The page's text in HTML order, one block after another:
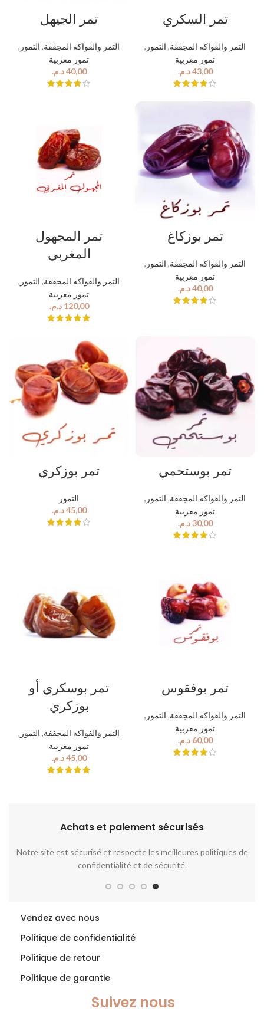
تمر الجيهل
التمر والفواكه المجففة, التمور ,
تمور مغربية
د.م.
تمر السكري
التمر والفواكه المجففة, التمور ,
تمور مغربية
د.م.
تمر المجهول
المغربي
التمر والفواكه المجففة, التمور ,
تمور مغربية
د.م.
تمر بوزكاغ
التمر والفواكه المجففة, التمور ,
تمور مغربية
د.م.
تمر بوزكري
التمور
د.م.
تمر بوستحمي
التمر والفواكه المجففة, التمور ,
تمور مغربية
د.م.
تمر بوسكري أو
بوزكري
التمر والفواكه المجففة, التمور ,
تمور مغربية
د.م.
تمر بوفقوس
التمر والفواكه المجففة, التمور ,
تمور مغربية
د.م.
Achats et paiement sécurisés​
Notre site est sécurisé et respecte les meilleures politiques de
confidentialité et de sécurité.
Vendez avec nous
Politique de confidentialité
Politique de retour
Politique de garantie
Suivez nous